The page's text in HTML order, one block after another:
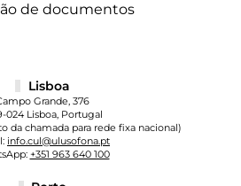
de documentos
Lisboa
Grande, 376
024 Lisboa, Portugal
da chamada para rede fixa nacional)
info.cul@ulusofona.pt
+351 963 640 100